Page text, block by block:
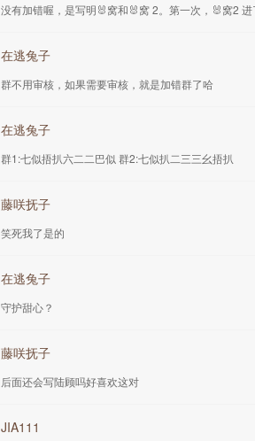
没有加错喔，是写明🐰窝和🐰窝 2。第一次，🐰窝2
在逃兔子
群不用审核，如果需要审核，就是加错群了哈
在逃兔子
群1:七似捂扒六二二巴似 群2:七似扒二三三幺捂扒
藤咲抚子
笑死我了是的
在逃兔子
守护甜心？
藤咲抚子
后面还会写陆顾吗好喜欢这对
JIA111